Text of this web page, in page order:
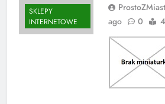
SKLEPY
INTERNETOWE
ago
0